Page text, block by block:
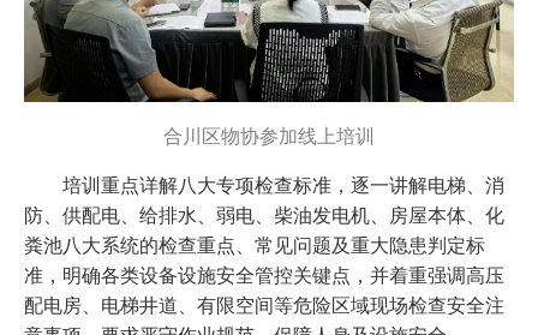
合川区物协参加线上培训
培训重点详解八大专项检查标准，逐一讲解电梯、消
防、供配电、给排水、弱电、柴油发电机、房屋本体、化
粪池八大系统的检查重点、常见问题及重大隐患判定标
准，明确各类设备设施安全管控关键点，并着重强调高压
配电房、电梯井道、有限空间等危险区域现场检查安全注